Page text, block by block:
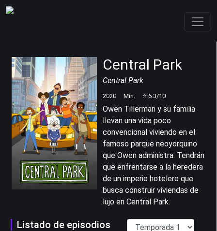
Central Park
Central Park
2020 Min. ⭐ 6.3/10
Owen Tillerman y su familia
llevan una vida poco
convencional viviendo en el
famoso parque neoyorquino
que Owen administra. Tendrán
que enfrentarse a la heredera
de un imperio hotelero que
busca construir viviendas de
lujo en Central Park.
Listado de episodios